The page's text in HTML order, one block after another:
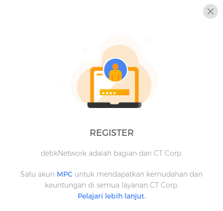
REGISTER
detikNetwork adalah bagian dari CT Corp.
Satu akun MPC untuk mendapatkan kemudahan dan
keuntungan di semua layanan CT Corp.
Pelajari lebih lanjut.